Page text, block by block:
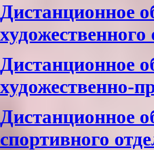
Дистанционное
художественного
Дистанционное
художественно-
Дистанционное
спортивного